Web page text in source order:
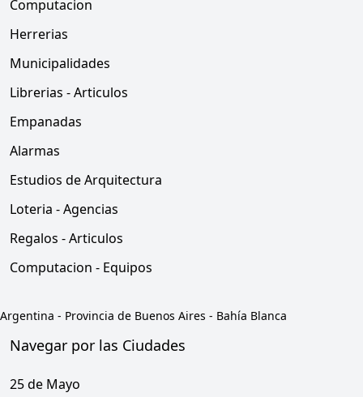
Computacion
Herrerias
Municipalidades
Librerias - Articulos
Empanadas
Alarmas
Estudios de Arquitectura
Loteria - Agencias
Regalos - Articulos
Computacion - Equipos
Argentina - Provincia de Buenos Aires - Bahía Blanca
Navegar por las Ciudades
25 de Mayo